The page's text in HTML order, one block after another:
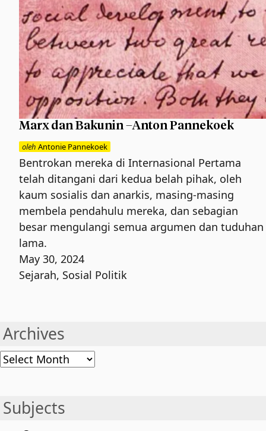
Marx dan Bakunin –Anton Pannekoek
oleh Antonie Pannekoek
Bentrokan mereka di Internasional Pertama
telah ditangani dari kedua belah pihak, oleh
kaum sosialis dan anarkis, masing-masing
membela pendahulu mereka, dan sebagian
besar mengulangi semua argumen dan tuduhan
lama.
May 30, 2024
Sejarah, Sosial Politik
Archives
Archives
Subjects